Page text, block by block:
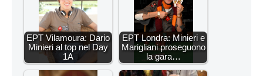
EPT Vilamoura: Dario
Minieri al top nel Day
1A
EPT Londra: Minieri e
Marigliani proseguono
la gara…